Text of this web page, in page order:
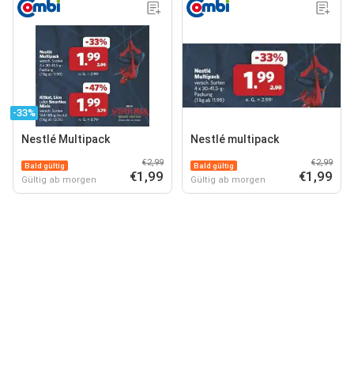
-33%
Nestlé Multipack
Bald gültig
Gültig ab morgen
€2,99
€1,99
Nestlé multipack
Bald gültig
Gültig ab morgen
€2,99
€1,99